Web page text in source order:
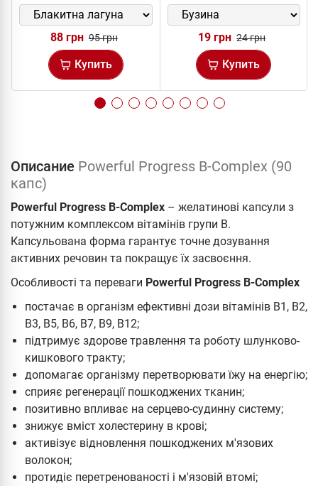
88 грн 95 грн
Купить
19 грн 24 грн
Купить
Описание Powerful Progress B-Complex (90
капс)
Powerful Progress B-Complex – желатинові капсули з
потужним комплексом вітамінів групи В.
Капсульована форма гарантує точне дозування
активних речовин та покращує їх засвоєння.
Особливості та переваги Powerful Progress B-Complex
постачає в організм ефективні дози вітамінів B1, В2,
B3, B5, B6, B7, B9, B12;
підтримує здорове травлення та роботу шлунково-
кишкового тракту;
допомагає організму перетворювати їжу на енергію;
сприяє регенерації пошкоджених тканин;
позитивно впливає на серцево-судинну систему;
знижує вміст холестерину в крові;
активізує відновлення пошкоджених м'язових
волокон;
протидіє перетренованості і м'язовій втомі;